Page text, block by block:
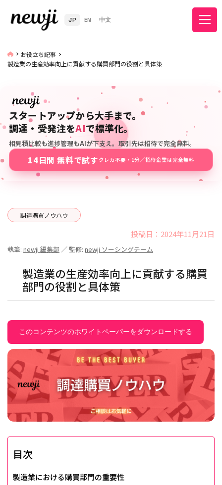
JP EN 中文
お役立ち記事
製造業の生産効率向上に貢献する購買部門の役割と具体策
スタートアップから大手まで。
調達・受発注をAIで標準化。
相見積比較も進捗管理もAIが下支え。取引先は招待で完全無料。
14日間 無料で試す クレカ不要・1分／招待企業は完全無料
調達購買ノウハウ
投稿日：2024年11月21日
執筆: newji 編集部 ／ 監修: newji ソーシングチーム
製造業の生産効率向上に貢献する購買
部門の役割と具体策
このコンテンツのホワイトペーパーをダウンロードする
目次
製造業における購買部門の重要性